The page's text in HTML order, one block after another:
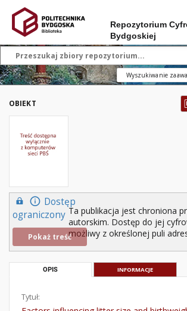
Repozytorium
Bydgoskiej
Wyszukiwanie
OBIEKT
Dostęp
ograniczony
Pokaż treść
Ta publikacja jest chroniona
autorskim. Dostęp do jej
możliwy z określonej puli
OPIS INFORMACJE
Tytuł: